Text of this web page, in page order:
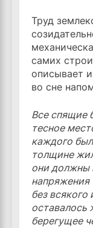
Труд
самих
описывает
во сне
Все спящие
тесное
каждого
толщине
они должны
без
оставалось
берегущее